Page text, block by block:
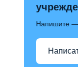
Напишите